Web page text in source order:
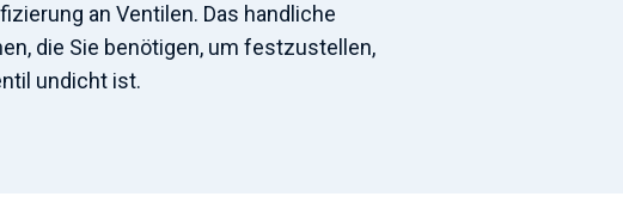
an Ventilen. Das handliche
die Sie benötigen, um festzustellen,
undicht ist.